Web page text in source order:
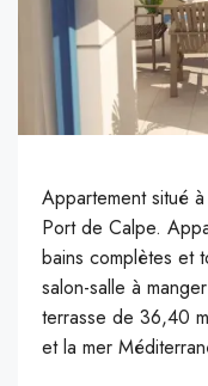
Appartement situé
Port de Calpe. A
bains complètes et
salon-salle à
terrasse de 36,40
et la mer